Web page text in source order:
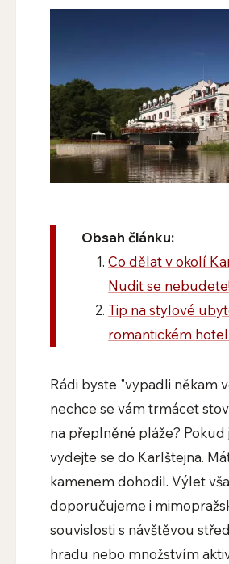
Obsah článku:
Co dělat v okolí
Nudit se nebudete!
Tip na stylové
romantickém
Rádi byste "vypadli někam
nechce se vám trmácet
na přeplněné pláže? Pokud
vydejte se do Karlštejna.
kamenem dohodil. Výlet
doporučujeme i
souvislosti s návštěvou
hradu nebo množstvím